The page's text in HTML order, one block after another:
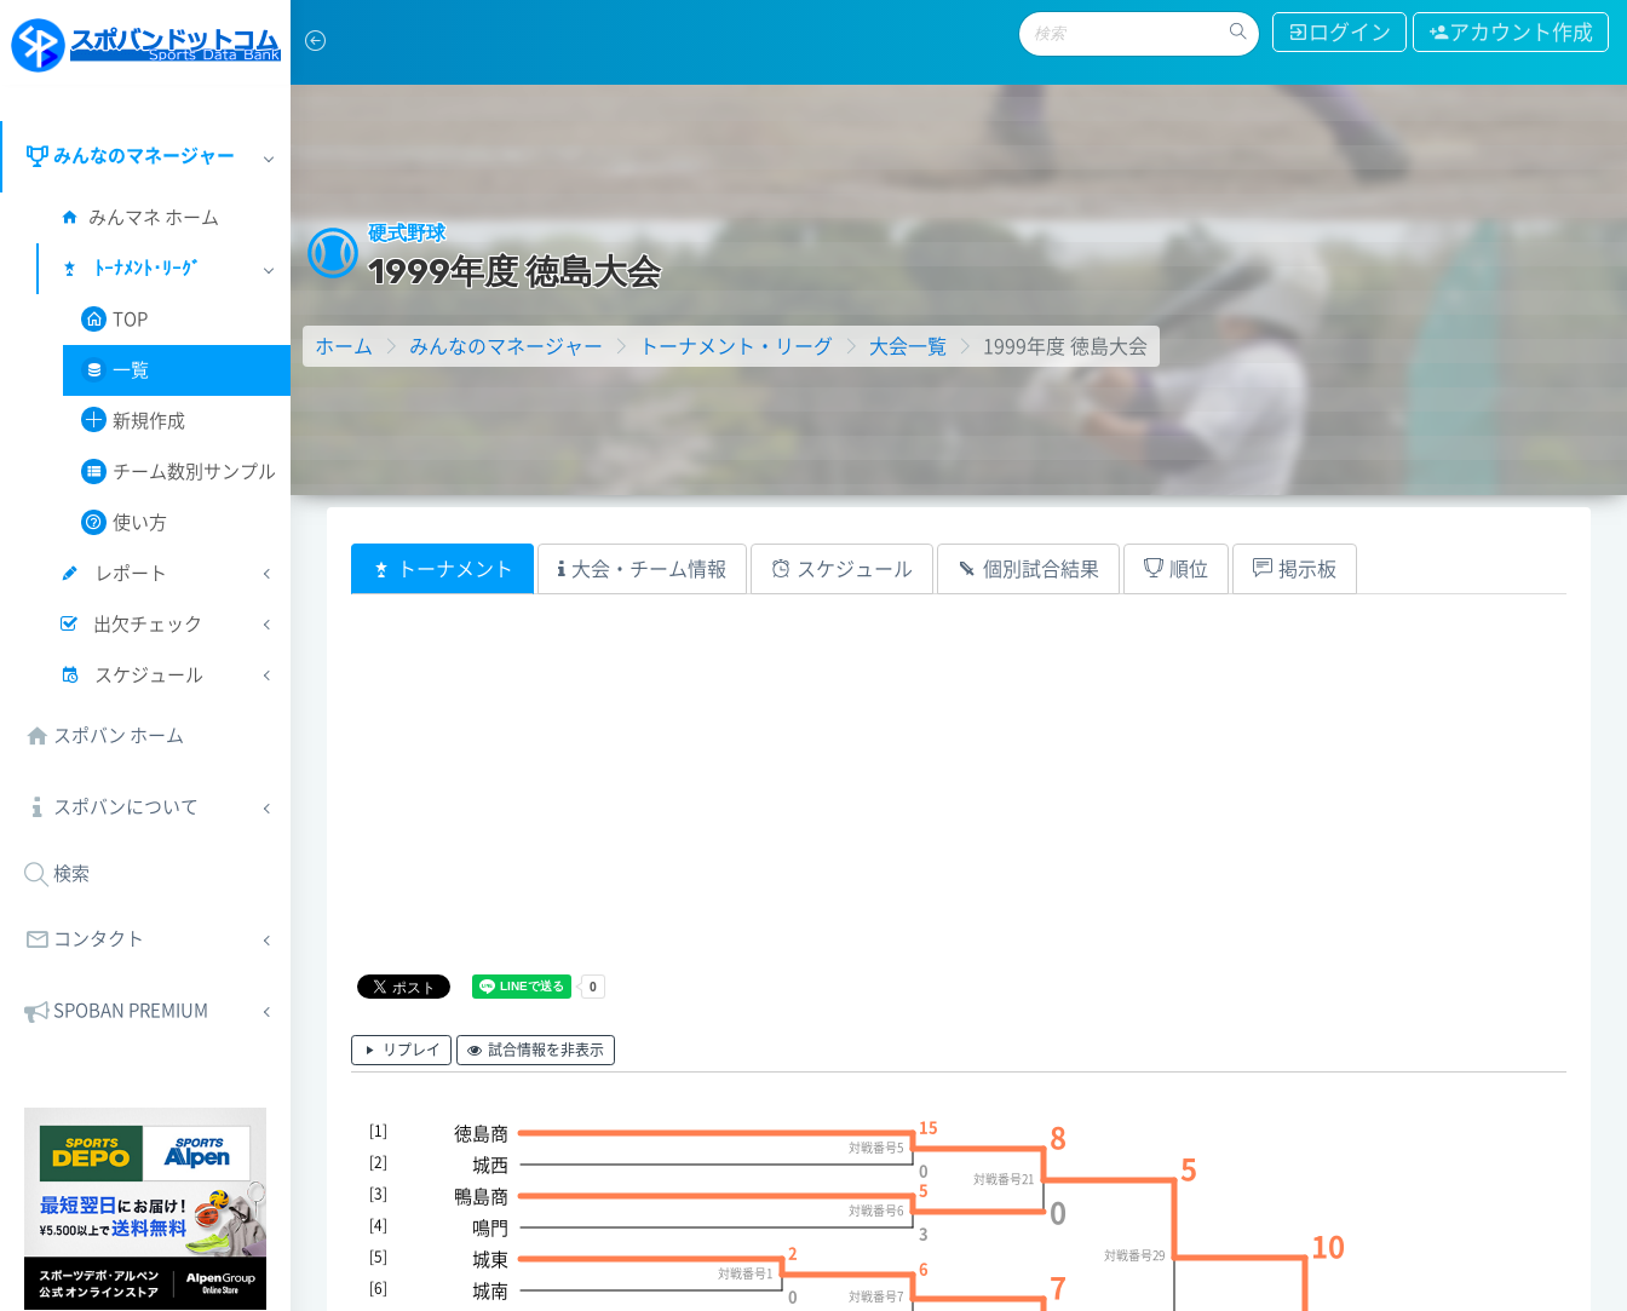
ログイン アカウント作成
みんなのマネージャー
みんマネ ホーム
ﾄｰﾅﾒﾝﾄ･ﾘｰｸﾞ
TOP
一覧
新規作成
チーム数別サンプル
使い方
レポート
出欠チェック
スケジュール
スポバン ホーム
スポバンについて
検索
コンタクト
SPOBAN PREMIUM
硬式野球
1999年度徳島大会
ホーム みんなのマネージャー トーナメント・リーグ 大会一覧 1999年度 徳島大会
トーナメント 大会・チーム情報 スケジュール 個別試合結果 順位 掲示板
リプレイ 試合情報を非表示
対戦番号1
対戦番号5
対戦番号6
対戦番号7
対戦番号21
対戦番号29
2
0
15
0
5
3
6
8
0
7
5
10
[1]
[2]
[3]
[4]
[5]
[6]
徳島商
城西
鴨島商
鳴門
城東
城南